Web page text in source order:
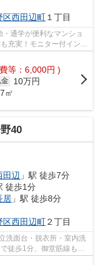
区西田辺町１丁目
通学が便利なマンショ
等：6,000円 )
10万円
㎡
40
田辺 」駅 徒歩7分
徒歩1分
居 」駅 徒歩8分
区西田辺町２丁目
洗面台・脱衣所・室内洗